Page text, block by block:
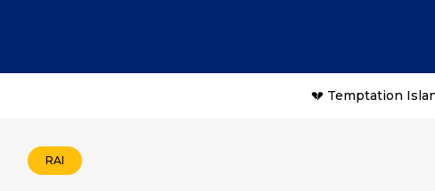
💔 Temptation
RAI